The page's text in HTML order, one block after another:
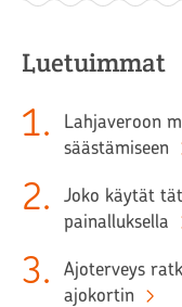
Luetuimmat
1.
Lahjaveroon
säästämiseen
2.
Joko käytät
painalluksella
3.
Ajoterveys
ajokortin